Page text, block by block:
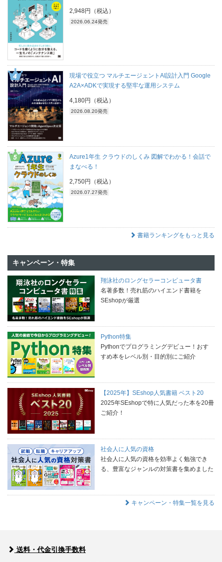
2,948円（税込）
2026.06.24発売
現場で役立つ マルチエージェントAI設計入門 Google
A2A×ADKで実現する堅牢な運用システム
4,180円（税込）
2026.08.20発売
Azure1年生 クラウドのしくみ 図解でわかる！会話で
まなべる！
2,750円（税込）
2026.07.27発売
書籍ランキングをもっと見る
キャンペーン・特集
翔泳社のロングセラーコンピュータ書
名著多数！売れ筋のハイエンド書籍を
SEshopが厳選
Python特集
Pythonでプログラミングデビュー！おす
すめ本をレベル別・目的別にご紹介
【2025年】SEshop人気書籍 ベスト20
2025年SEshopで特に人気だった本を20冊
ご紹介！
社会人に人気の資格
社会人に人気の資格を効率よく勉強でき
る、豊富なジャンルの対策書を集めました
キャンペーン・特集一覧を見る
送料・代金引換手数料